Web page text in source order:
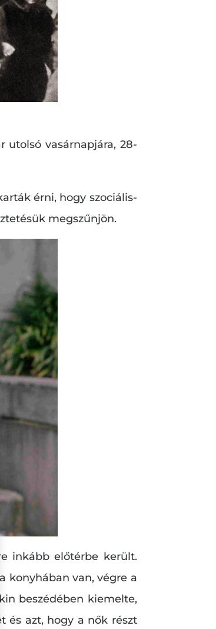
vasárnapjára, 28-
érni, hogy szociális-
megszűnjön.
inkább előtérbe került.
konyhában van, végre a
beszédében kiemelte,
és azt, hogy a nők részt